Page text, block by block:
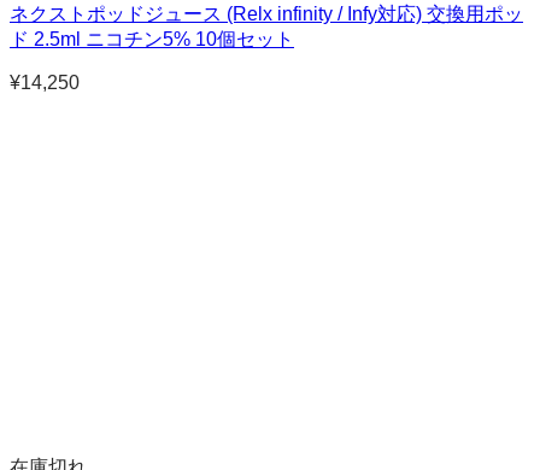
ネクストポッドジュース (Relx infinity / Infy対応) 交換用ポッ
ド 2.5ml ニコチン5% 10個セット
¥14,250